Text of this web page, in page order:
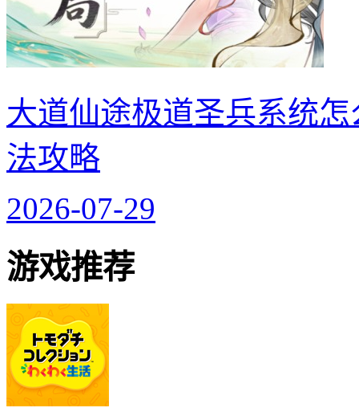
大道仙途极道圣兵系统
法攻略
2026-07-29
游戏推荐